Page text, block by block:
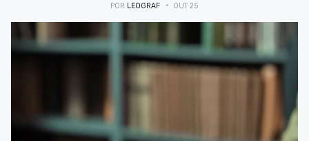
POR LEOGRAF OUT 25